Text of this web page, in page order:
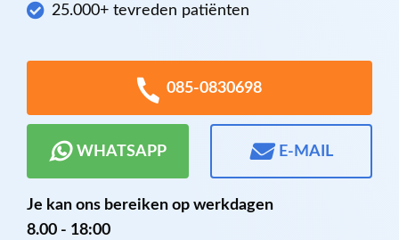
25.000+ tevreden patiënten
085-0830698
WHATSAPP E-MAIL
Je kan ons bereiken op werkdagen
8.00 - 18:00